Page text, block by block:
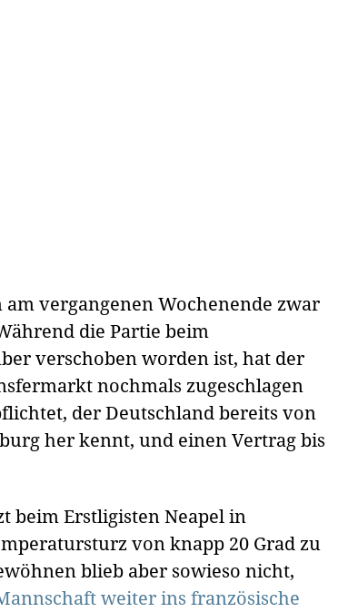
vergangenen Wochenende zwar
die Partie beim
verschoben worden ist, hat der
nochmals zugeschlagen
der Deutschland bereits von
her kennt, und einen Vertrag bis
beim Erstligisten Neapel in
von knapp 20 Grad zu
blieb aber sowieso nicht,
weiter ins französische